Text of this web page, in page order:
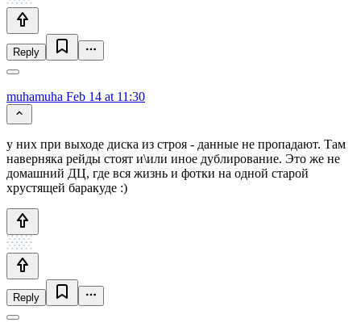
Reply
muhamuha Feb 14 at 11:30
у них при выходе диска из строя - данные не пропадают. Там
наверняка рейды стоят и\или иное дублирование. Это же не
домашний ДЦ, где вся жизнь и фотки на одной старой
хрустящей баракуде :)
Reply